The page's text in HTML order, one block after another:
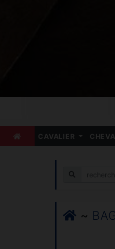
CAVALIER
Recherche
~